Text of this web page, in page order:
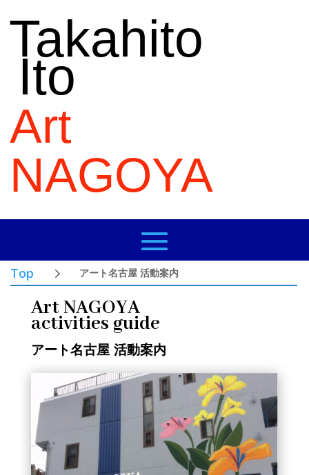
Takahito
Ito
Art
NAGOYA
Top アート名古屋 活動案内
Art NAGOYA
activities guide
アート名古屋 活動案内